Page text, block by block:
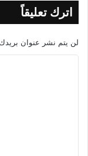
اترك تعليقاً
لن يتم نشر عنوان بريدك